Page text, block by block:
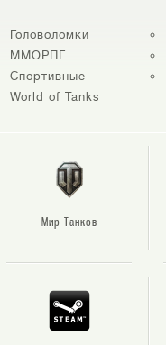
Головоломки
ММОРПГ
Спортивные
World of Tanks
Мир Танков